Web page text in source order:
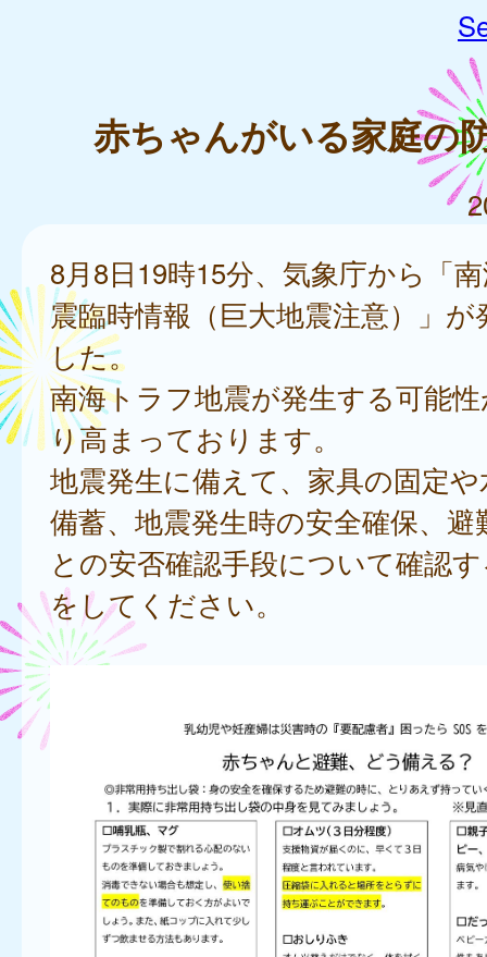
赤ちゃんがいる家庭の
8月8日19時15分、気象庁から「
震臨時情報（巨大地震注意）」
した。
南海トラフ地震が発生する可能
り高まっております。
地震発生に備えて、家具の固定
備蓄、地震発生時の安全確保、避
との安否確認手段について確認
をしてください。